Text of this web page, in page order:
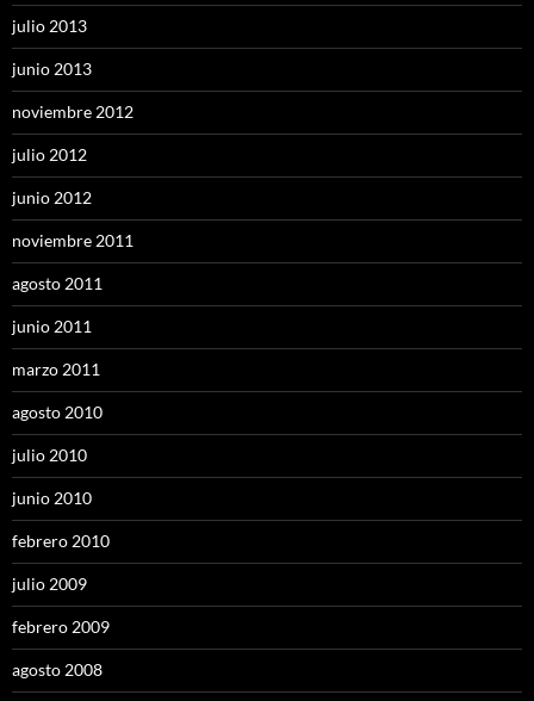
julio 2013
junio 2013
noviembre 2012
julio 2012
junio 2012
noviembre 2011
agosto 2011
junio 2011
marzo 2011
agosto 2010
julio 2010
junio 2010
febrero 2010
julio 2009
febrero 2009
agosto 2008